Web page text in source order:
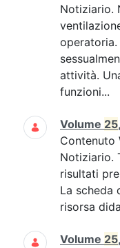
Notiziario.
attività.
funzioni...
Volume 25
Contenuto
Notiziario.
risultati
La scheda
risorsa
Volume 25